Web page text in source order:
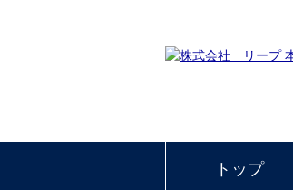
トップ